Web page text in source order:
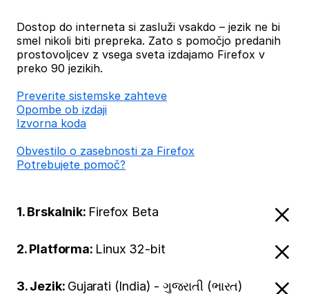
Dostop do interneta si zasluži vsakdo – jezik ne bi
smel nikoli biti prepreka. Zato s pomočjo predanih
prostovoljcev z vsega sveta izdajamo Firefox v
preko 90 jezikih.
Preverite sistemske zahteve
Opombe ob izdaji
Izvorna koda
Obvestilo o zasebnosti za Firefox
Potrebujete pomoč?
1. Brskalnik: Firefox Beta
2. Platforma: Linux 32-bit
3. Jezik: Gujarati (India) - ગુજરાતી (ભારત)